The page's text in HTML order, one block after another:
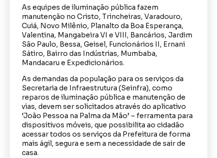
As equipes de iluminação pública fazem
manutenção no Cristo, Trincheiras, Varadouro,
Cuiá, Novo Milênio, Planalto da Boa Esperança,
Valentina, Mangabeira VI e VIII, Bancários, Jardim
São Paulo, Bessa, Geisel, Funcionários II, Ernani
Sátiro, Bairro das Indústrias, Mumbaba,
Mandacaru e Expedicionários.
As demandas da população para os serviços da
Secretaria de Infraestrutura (Seinfra), como
reparos de iluminação pública e manutenção de
vias, devem ser solicitados através do aplicativo
‘João Pessoa na Palma da Mão’ – ferramenta para
dispositivos móveis, que possibilita ao cidadão
acessar todos os serviços da Prefeitura de forma
mais ágil, segura e sem a necessidade de sair de
casa.